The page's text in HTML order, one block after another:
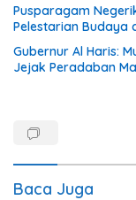
Pusparagam
Pelestarian Budaya
Gubernur Al Haris:
Jejak Peradaban
Baca Juga